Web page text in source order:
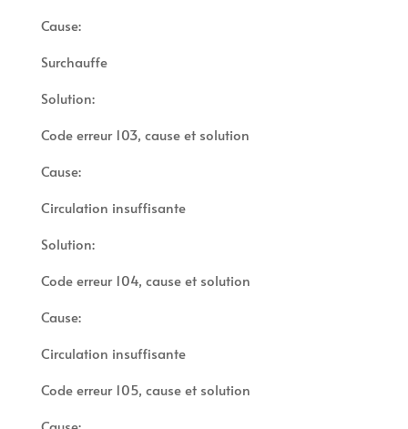
Cause:
Surchauffe
Solution:
Code erreur 103, cause et solution
Cause:
Circulation insuffisante
Solution:
Code erreur 104, cause et solution
Cause:
Circulation insuffisante
Code erreur 105, cause et solution